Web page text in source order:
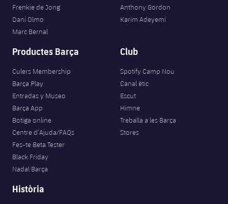
Frenkie de Jong
Dani Olmo
Marc Bernal
Anthony Gordon
Karim Adeyemi
Productes Barça
Culers Membership
Barça Play
Entradas y Museo
Barça App
Botiga online
Centre d’Ajuda/FAQs
Fes-te Beta Tester
Black Friday
Nadal Barça
Club
Spotify Camp Nou
Canal ètic
Escut
Himne
Treballa a les Barça
Stores
Història